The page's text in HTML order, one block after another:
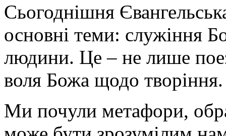
Сьогоднішня
основні теми: служіння
людини. Це – не лише
воля Божа щодо творіння.
Ми почули метафори,